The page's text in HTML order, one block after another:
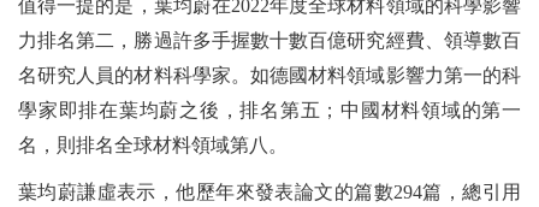
值得一提的是，葉均蔚在2022年度全球材料領域的科學影響
力排名第二，勝過許多手握數十數百億研究經費、領導數百
名研究人員的材料科學家。如德國材料領域影響力第一的科
學家即排在葉均蔚之後，排名第五；中國材料領域的第一
名，則排名全球材料領域第八。
葉均蔚謙虛表示，他歷年來發表論文的篇數294篇，總引用